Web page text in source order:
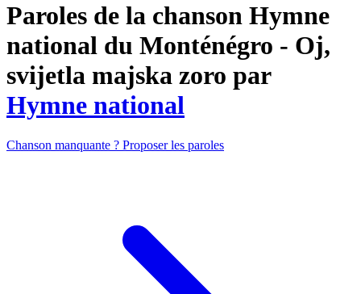
Paroles de la chanson Hymne
national du Monténégro - Oj,
svijetla majska zoro par
Hymne national
Chanson manquante ? Proposer les paroles